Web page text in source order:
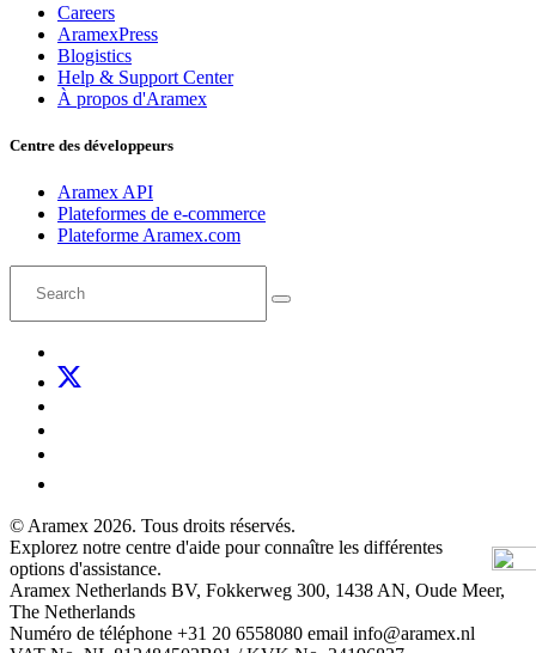
Careers
AramexPress
Blogistics
Help & Support Center
À propos d'Aramex
Centre des développeurs
Aramex API
Plateformes de e-commerce
Plateforme Aramex.com
© Aramex 2026. Tous droits réservés.
Explorez notre centre d'aide pour connaître les différentes
options d'assistance.
Aramex Netherlands BV, Fokkerweg 300, 1438 AN, Oude Meer,
The Netherlands
Numéro de téléphone +31 20 6558080 email info@aramex.nl